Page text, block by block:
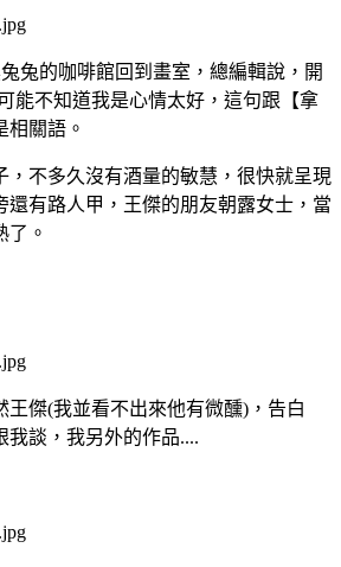
兔的咖啡館回到畫室，總編輯說，開
能不知道我是心情太好，這句跟【拿
相關語。
，不多久沒有酒量的敏慧，很快就呈現
還有路人甲，王傑的朋友朝露女士，當
了。
王傑(我並看不出來他有微醺)，告白
我談，我另外的作品....